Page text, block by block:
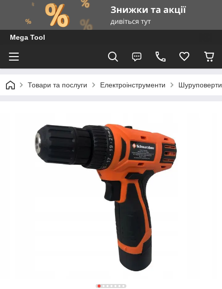
Mega Tool
Товари та послуги Електроінструменти Шуруповерти